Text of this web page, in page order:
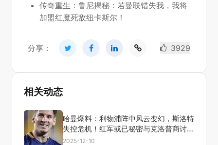
传奇重生：鲁尼揭秘：若曼联错失我，我将
加盟红魔死敌纽卡斯尔！
分享： 3929
相关动态
哈曼爆料：利物浦阵中风云变幻，斯洛特
失控危机！红军或已秘密与克洛普商讨回
归大计？
2025-12-10